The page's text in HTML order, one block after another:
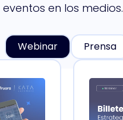
eventos en los medios.
Webinar Prensa